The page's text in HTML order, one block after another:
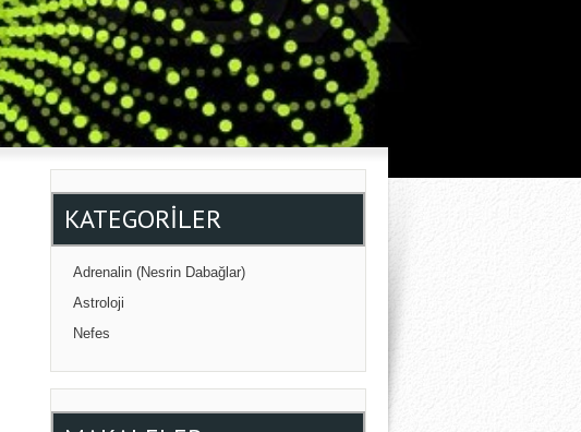
KATEGORILER
Adrenalin (Nesrin Dabağlar)
Astroloji
Nefes